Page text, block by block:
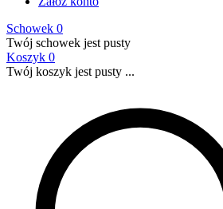
Schowek 0
Twój schowek jest pusty
Koszyk 0
Twój koszyk jest pusty ...